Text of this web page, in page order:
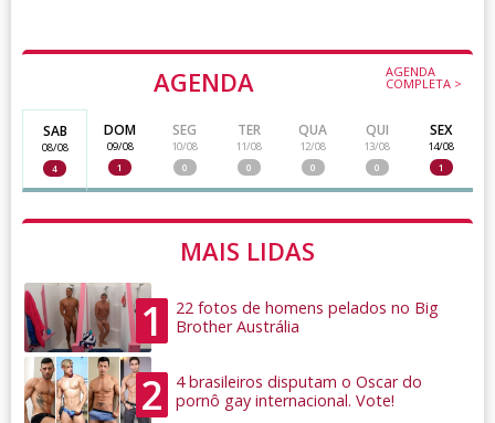
AGENDA AGENDA
COMPLETA >
SAB
08/08
4
DOM
09/08
1
SEG
10/08
0
TER
11/08
0
QUA
12/08
0
QUI
13/08
0
SEX
14/08
1
MAIS LIDAS
1
22 fotos de homens pelados no Big
Brother Austrália
2
4 brasileiros disputam o Oscar do
pornô gay internacional. Vote!